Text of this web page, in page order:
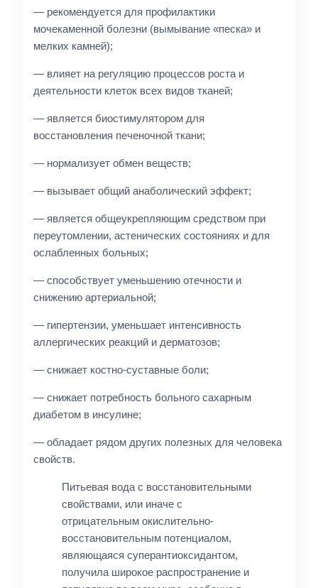
— рекомендуется для профилактики
мочекаменной болезни (вымывание «песка» и
мелких камней);
— влияет на регуляцию процессов роста и
деятельности клеток всех видов тканей;
— является биостимулятором для
восстановления печеночной ткани;
— нормализует обмен веществ;
— вызывает общий анаболический эффект;
— является общеукрепляющим средством при
переутомлении, астенических состояниях и для
ослабленных больных;
— способствует уменьшению отечности и
снижению артериальной;
— гипертензии, уменьшает интенсивность
аллергических реакций и дерматозов;
— снижает костно-суставные боли;
— снижает потребность больного сахарным
диабетом в инсулине;
— обладает рядом других полезных для человека
свойств.
Питьевая вода с восстановительными
свойствами, или иначе с
отрицательным окислительно-
восстановительным потенциалом,
являющаяся суперантиоксидантом,
получила широкое распространение и